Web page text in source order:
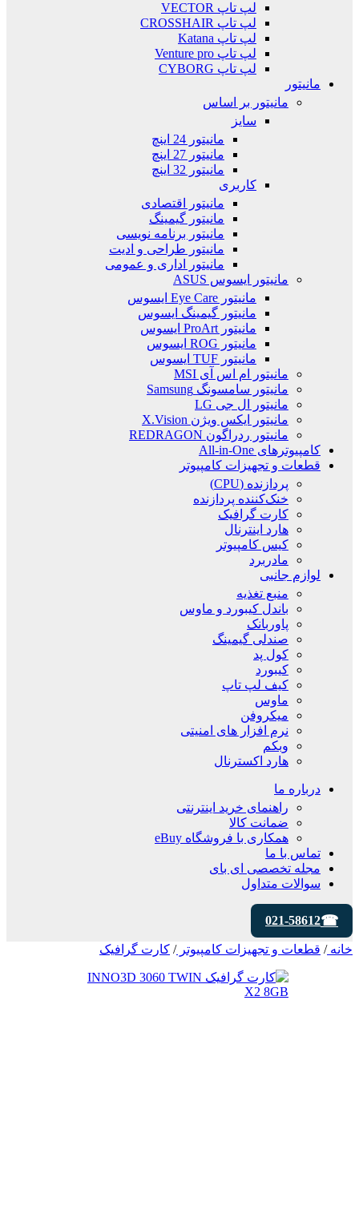
لپ تاپ VECTOR
لپ تاپ CROSSHAIR
لپ تاپ Katana
لپ تاپ Venture pro
لپ تاپ CYBORG
مانیتور
مانیتور بر اساس
سایز
مانیتور 24 اینچ
مانیتور 27 اینچ
مانیتور 32 اینچ
کاربری
مانیتور اقتصادی
مانیتور گیمینگ
مانیتور برنامه نویسی
مانیتور طراحی و ادیت
مانیتور اداری و عمومی
مانیتور ایسوس ASUS
مانیتور Eye Care ایسوس
مانیتور گیمینگ ایسوس
مانیتور ProArt ایسوس
مانیتور ROG ایسوس
مانیتور TUF ایسوس
مانیتور ام اس آی MSI
مانیتور سامسونگ Samsung
مانیتور ال جی LG
مانیتور ایکس ویژن X.Vision
مانیتور ردراگون REDRAGON
کامپیوترهای All-in-One
قطعات و تجهیزات کامپیوتر
پردازنده (CPU)
خنک‌کننده پردازنده
کارت گرافیک
هارد اینترنال
کیس کامپیوتر
مادربرد
لوازم جانبی
منبع تغذیه
باندل کیبورد و ماوس
پاوربانک
صندلی گیمینگ
کول پد
کیبورد
کیف لپ تاپ
ماوس
میکروفن
نرم افزار های امنیتی
وبکم
هارد اکسترنال
درباره ما
راهنمای خرید اینترنتی
ضمانت کالا
همکاری با فروشگاه eBuy
تماس با ما
مجله تخصصی ای‌ بای
سوالات متداول
021-58612
خانه/ قطعات و تجهیزات کامپیوتر/ کارت گرافیک